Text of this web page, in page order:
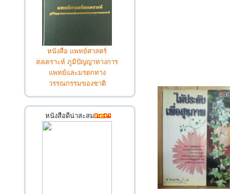
หนังสือ แพทย์ศาสตร์
สงเคราะห์ ภูมิปัญญาทางการ
แพทย์และมรดกทาง
วรรณกรรมของชาติ
หนังสือดีน่าสะสม